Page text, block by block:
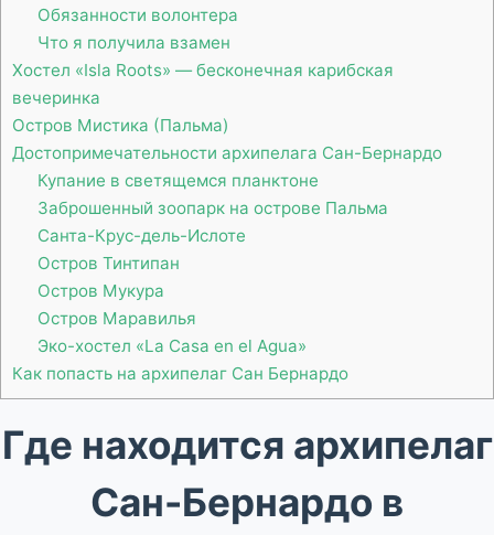
Обязанности волонтера
Что я получила взамен
Хостел «Isla Roots» — бесконечная карибская
вечеринка
Остров Мистика (Пальма)
Достопримечательности архипелага Сан-Бернардо
Купание в светящемся планктоне
Заброшенный зоопарк на острове Пальма
Санта-Крус-дель-Ислоте
Остров Тинтипан
Остров Мукура
Остров Маравилья
Эко-хостел «La Casa en el Agua»
Как попасть на архипелаг Сан Бернардо
Где находится архипелаг
Сан-Бернардо в